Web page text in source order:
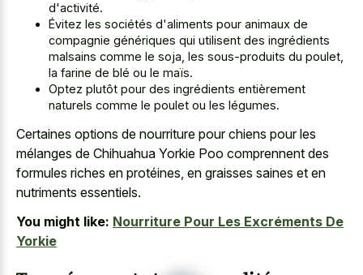
d'activité.
Évitez les sociétés d'aliments pour animaux de
compagnie génériques qui utilisent des ingrédients
malsains comme le soja, les sous-produits du poulet,
la farine de blé ou le maïs.
Optez plutôt pour des ingrédients entièrement
naturels comme le poulet ou les légumes.
Certaines options de nourriture pour chiens pour les
mélanges de Chihuahua Yorkie Poo comprennent des
formules riches en protéines, en graisses saines et en
nutriments essentiels.
You might like: Nourriture Pour Les Excréments De
Yorkie